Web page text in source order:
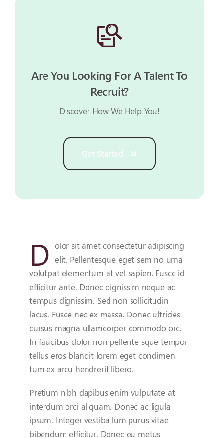
Are You Looking For A Talent To
Recruit?
Discover How We Help You!
Get Started
D olor sit amet consectetur adipiscing
elit. Pellentesque eget sem no urna
volutpat elementum at vel sapien. Fusce id
efficitur ante. Donec dignissim neque ac
tempus dignissim. Sed non sollicitudin
lacus. Fusce nec ex massa. Donec ultricies
cursus magna ullamcorper commodo orc.
In faucibus dolor non pellente sque tempor
tellus eros blandit lorem eget condimen
tum ex arcu hendrerit libero.
Pretium nibh dapibus enim vulputate at
interdum orci aliquam. Donec ac ligula
ipsum. Integer vestiba lum purus vitae
bibendum efficitur. Donec eu metus